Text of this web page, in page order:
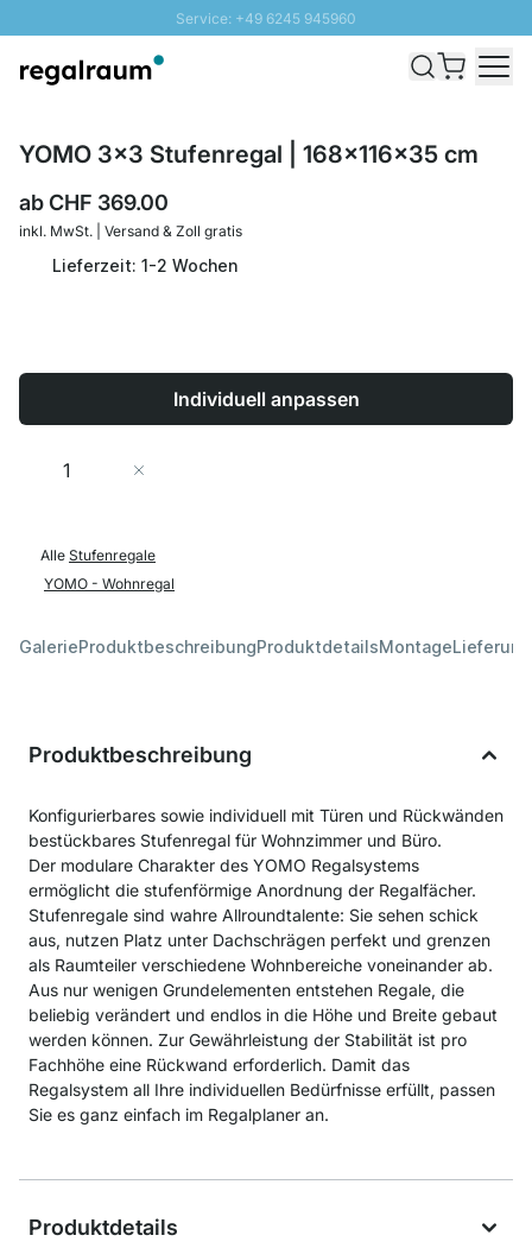
Service: +49 6245 945960
Versand & Zoll gratis ab 300 CHF
YOMO 3x3 Stufenregal | 168x116x35 cm
abCHF 369.00
inkl. MwSt. | Versand & Zoll gratis
Lieferzeit: 1-2 Wochen
Individuell anpassen
Menge
Alle Stufenregale
YOMO - Wohnregal
GalerieProduktbeschreibungProduktdetailsMontage
Produktbeschreibung
Konfigurierbares sowie individuell mit Türen und Rückwänden
bestückbares Stufenregal für Wohnzimmer und Büro.
Der modulare Charakter des YOMO Regalsystems
ermöglicht die stufenförmige Anordnung der Regalfächer.
Stufenregale sind wahre Allroundtalente: Sie sehen schick
aus, nutzen Platz unter Dachschrägen perfekt und grenzen
als Raumteiler verschiedene Wohnbereiche voneinander ab.
Aus nur wenigen Grundelementen entstehen Regale, die
beliebig verändert und endlos in die Höhe und Breite gebaut
werden können. Zur Gewährleistung der Stabilität ist pro
Fachhöhe eine Rückwand erforderlich. Damit das
Regalsystem all Ihre individuellen Bedürfnisse erfüllt, passen
Sie es ganz einfach im Regalplaner an.
Produktdetails